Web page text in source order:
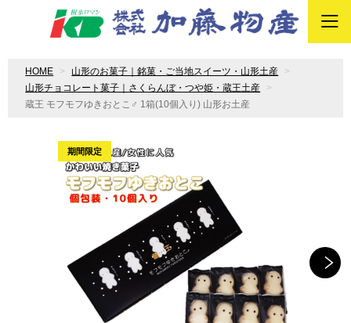
HOME
山形のお菓子｜銘菓・ご当地スイーツ・山形土産
山形チョコレート菓子｜さくらんぼ・つや姫・蔵王土産
蔵王 モフモフゆきおとこ♂ 1箱(10個入り) 山形お土産